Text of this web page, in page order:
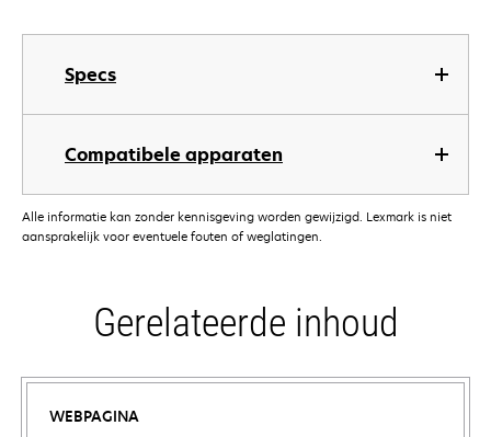
Specs
Compatibele apparaten
Alle informatie kan zonder kennisgeving worden gewijzigd. Lexmark is niet
aansprakelijk voor eventuele fouten of weglatingen.
Gerelateerde inhoud
WEBPAGINA